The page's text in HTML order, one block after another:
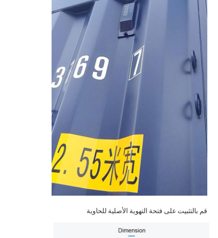
قم بالتثبيت على فتحة التهوية الأصلية للحاوية